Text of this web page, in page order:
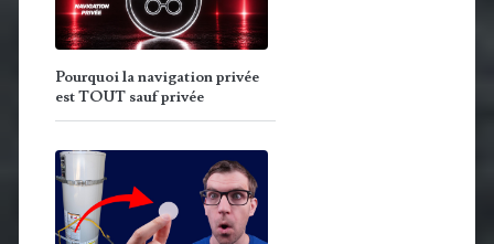
Pourquoi la navigation privée
est TOUT sauf privée